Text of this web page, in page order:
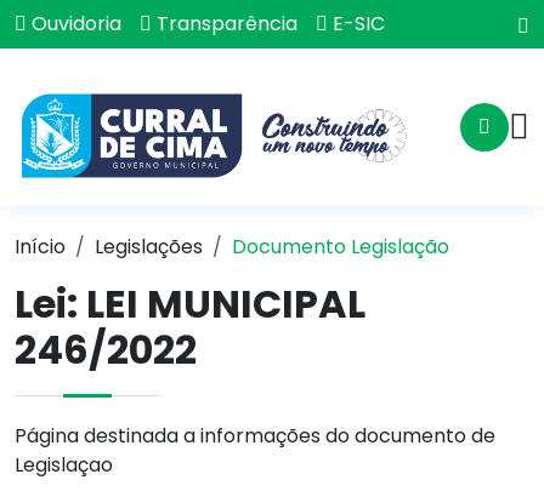
Ouvidoria Transparência E-SIC
Início Legislações Documento Legislação
Lei: LEI MUNICIPAL
246/2022
Página destinada a informações do documento de
Legislaçao